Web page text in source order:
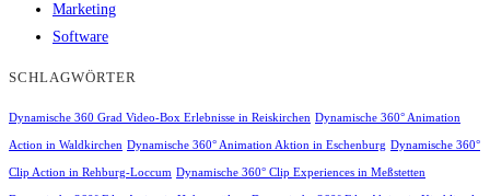
Marketing
Software
SCHLAGWÖRTER
Dynamische 360 Grad Video-Box Erlebnisse in Reiskirchen Dynamische 360° Animation
Action in Waldkirchen Dynamische 360° Animation Aktion in Eschenburg Dynamische 360°
Clip Action in Rehburg-Loccum Dynamische 360° Clip Experiences in Meßstetten